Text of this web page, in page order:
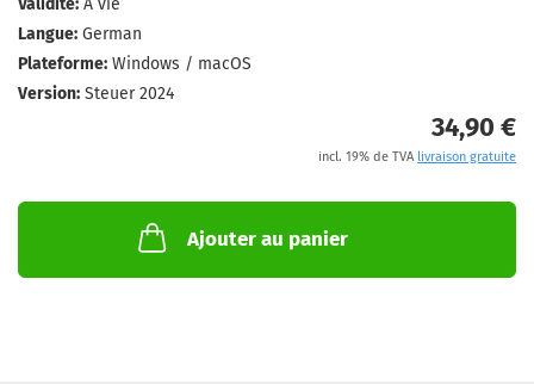
Validité: À vie
Langue: German
Plateforme: Windows / macOS
Version: Steuer 2024
34,90 €
incl. 19% de TVA livraison gratuite
Ajouter au panier